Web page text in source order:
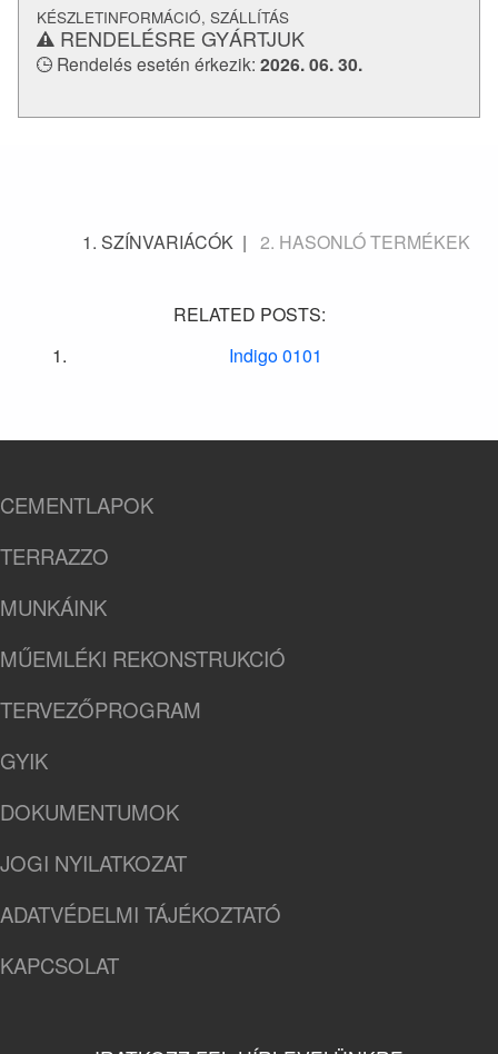
KÉSZLETINFORMÁCIÓ, SZÁLLÍTÁS
RENDELÉSRE GYÁRTJUK
Rendelés esetén érkezik: 2026. 06. 30.
SZÍNVARIÁCÓK HASONLÓ TERMÉKEK
RELATED POSTS:
Indigo 0101
CEMENTLAPOK
TERRAZZO
MUNKÁINK
MŰEMLÉKI REKONSTRUKCIÓ
TERVEZŐPROGRAM
GYIK
DOKUMENTUMOK
JOGI NYILATKOZAT
ADATVÉDELMI TÁJÉKOZTATÓ
KAPCSOLAT